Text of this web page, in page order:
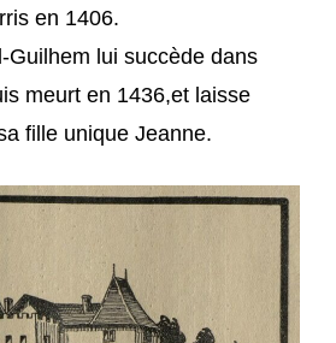
en 1406.
Guilhem lui succède dans
meurt en 1436,et laisse
fille unique Jeanne.